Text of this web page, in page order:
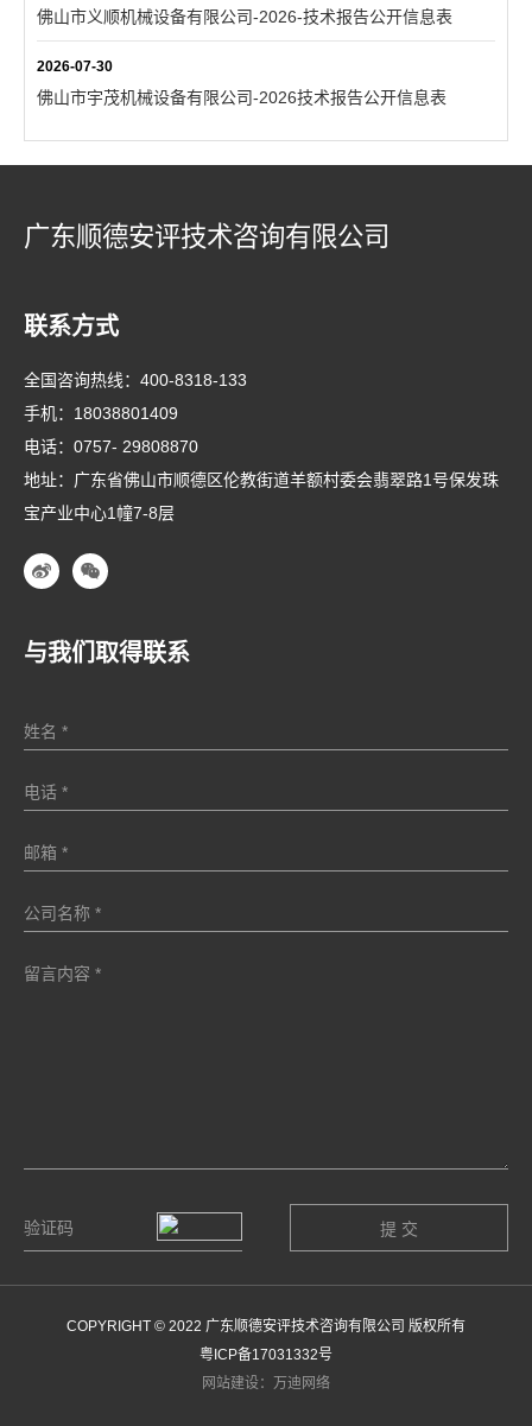
佛山市义顺机械设备有限公司-2026-技术报告公开信息表
2026-07-30
佛山市宇茂机械设备有限公司-2026技术报告公开信息表
广东顺德安评技术咨询有限公司
联系方式
全国咨询热线： 400-8318-133
手机： 18038801409
电话： 0757- 29808870
地址：广东省佛山市顺德区伦教街道羊额村委会翡翠路1号保发珠
宝产业中心1幢7-8层
与我们取得联系
COPYRIGHT © 2022 广东顺德安评技术咨询有限公司 版权所有
粤ICP备17031332号
网站建设：万迪网络